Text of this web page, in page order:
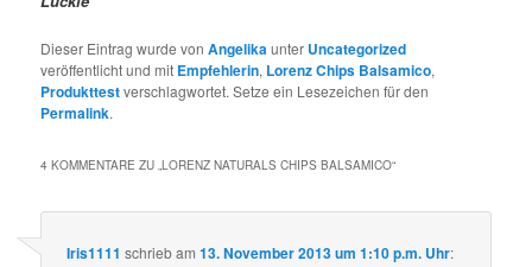
Dieser Eintrag wurde vonAngelikaunter Uncategorized
veröffentlicht und mit Empfehlerin, Lorenz Chips Balsamico,
Produkttestverschlagwortet. Setze ein Lesezeichen für den
Permalink.
4 KOMMENTARE ZU „LORENZ NATURALS CHIPS BALSAMICO“
Iris1111 schriebam13. November 2013 um 1:10 p.m. Uhr: